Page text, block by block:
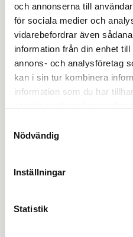
och annonserna till
för sociala medier och
vidarebefordrar även
information från din enhet
annons- och analysföretag
kan i sin tur kombinera
information som du har
Nödvändig
Inställningar
Statistik